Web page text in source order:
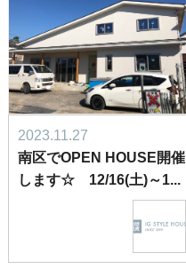
2023.11.27
南区でOPEN HOUSE開催
します☆ 12/16(土)～1...